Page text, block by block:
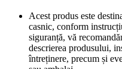
Acest produs este
casnic, conform
siguranță, vă
descrierea produsului,
întreținere, precum și